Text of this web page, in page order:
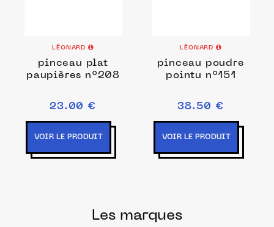
LÉONARD
pinceau plat
paupières n°208
23.00 €
VOIR LE PRODUIT
LÉONARD
pinceau poudre
pointu n°151
38.50 €
VOIR LE PRODUIT
Les marques